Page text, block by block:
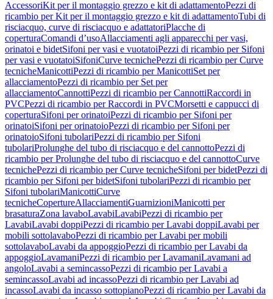
AccessoriKit per il montaggio grezzo e kit di adattamentoPezzi di
ricambio per Kit per il montaggio grezzo e kit di adattamentoTubi di
risciacquo, curve di risciacquo e adattatoriPlacche di
coperturaComandi d’usoAllacciamenti agli apparecchi per vasi,
orinatoi e bidetSifoni per vasi e vuotatoiPezzi di ricambio per Sifoni
per vasi e vuotatoiSifoniCurve tecnichePezzi di ricambio per Curve
tecnicheManicottiPezzi di ricambio per ManicottiSet per
allacciamentoPezzi di ricambio per Set per
allacciamentoCannottiPezzi di ricambio per CannottiRaccordi in
PVCPezzi di ricambio per Raccordi in PVCMorsetti e cappucci di
coperturaSifoni per orinatoiPezzi di ricambio per Sifoni per
orinatoiSifoni per orinatoioPezzi di ricambio per Sifoni per
orinatoioSifoni tubolariPezzi di ricambio per Sifoni
tubolariProlunghe del tubo di risciacquo e del cannottoPezzi di
ricambio per Prolunghe del tubo di risciacquo e del cannottoCurve
tecnichePezzi di ricambio per Curve tecnicheSifoni per bidetPezzi di
ricambio per Sifoni per bidetSifoni tubolariPezzi di ricambio per
Sifoni tubolariManicottiCurve
tecnicheCopertureAllacciamentiGuarnizioniManicotti per
brasaturaZona lavaboLavabiLavabiPezzi di ricambio per
LavabiLavabi doppiPezzi di ricambio per Lavabi doppiLavabi per
mobili sottolavaboPezzi di ricambio per Lavabi per mobili
sottolavaboLavabi da appoggioPezzi di ricambio per Lavabi da
appoggioLavamaniPezzi di ricambio per LavamaniLavamani ad
angoloLavabi a semincassoPezzi di ricambio per Lavabi a
semincassoLavabi ad incassoPezzi di ricambio per Lavabi ad
incassoLavabi da incasso sottopianoPezzi di ricambio per Lavabi da